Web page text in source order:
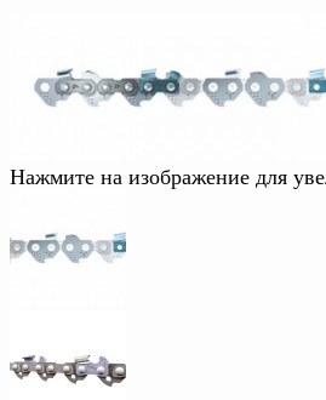
Нажмите на изображение для